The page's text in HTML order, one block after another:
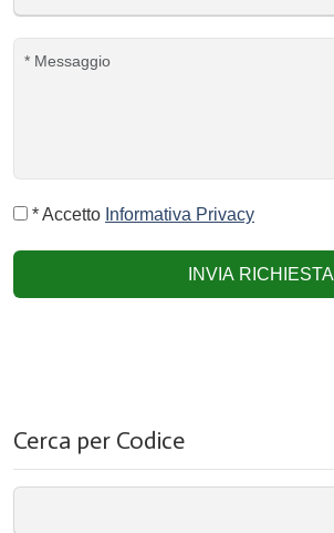
* Accetto Informativa Privacy
INVIA RICHIESTA
Cerca per Codice